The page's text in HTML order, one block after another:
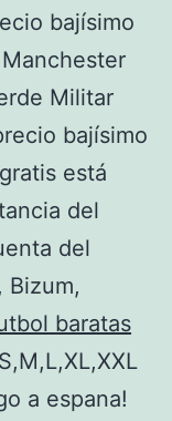
bajísimo
Militar
bajísimo
está
del
del
Bizum,
baratas
a espana!